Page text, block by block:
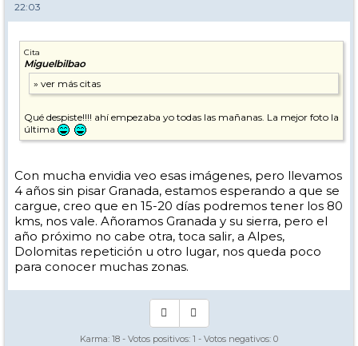
22:03
Cita
Miguelbilbao
Qué despiste!!!! ahí empezaba yo todas las mañanas. La mejor foto la
última
Con mucha envidia veo esas imágenes, pero llevamos
4 años sin pisar Granada, estamos esperando a que se
cargue, creo que en 15-20 días podremos tener los 80
kms, nos vale. Añoramos Granada y su sierra, pero el
año próximo no cabe otra, toca salir, a Alpes,
Dolomitas repetición u otro lugar, nos queda poco
para conocer muchas zonas.
Karma: 18 - Votos positivos: 1 - Votos negativos: 0